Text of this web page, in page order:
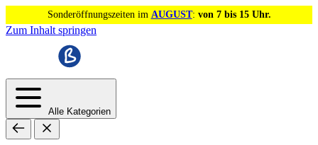
Sonderöffnungszeiten im AUGUST: von 7 bis 15 Uhr.
Zum Inhalt springen
Alle Kategorien